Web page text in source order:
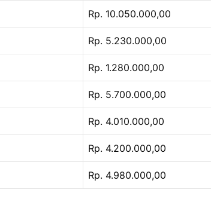
Rp. 10.050.000,00
Rp. 5.230.000,00
Rp. 1.280.000,00
Rp. 5.700.000,00
Rp. 4.010.000,00
Rp. 4.200.000,00
Rp. 4.980.000,00